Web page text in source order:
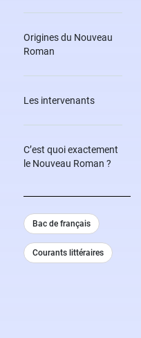
Origines du Nouveau
Roman
Les intervenants
C’est quoi exactement
le Nouveau Roman ?
Bac de français
Courants littéraires